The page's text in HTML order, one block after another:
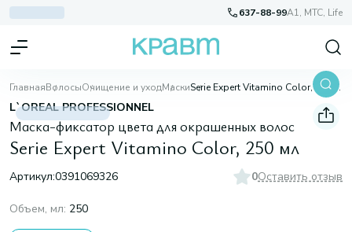
637-88-99A1, МТС, Life
ГлавнаяВолосыОчищение и уходМаски Serie Expert Vitamino Color, 250 мл
L`OREAL PROFESSIONNEL
Маска-фиксатор цвета для окрашенных волос
Serie Expert Vitamino Color, 250 мл
Артикул:0391069326 0Оставить отзыв
Объем, мл: 250